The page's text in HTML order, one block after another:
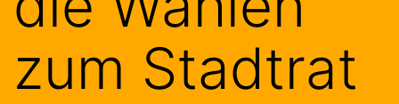
zum Stadtrat